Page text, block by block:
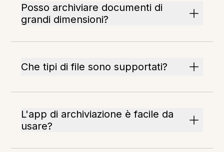
Posso archiviare documenti di
grandi dimensioni?
Che tipi di file sono supportati?
L'app di archiviazione è facile da
usare?